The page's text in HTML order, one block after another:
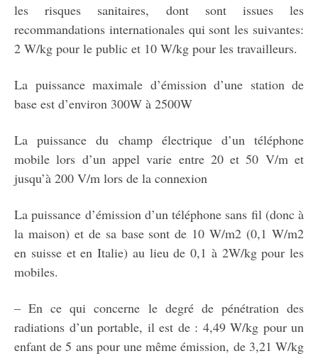
les risques sanitaires, dont sont issues les
recommandations internationales qui sont les suivantes:
2 W/kg pour le public et 10 W/kg pour les travailleurs.
La puissance maximale d’émission d’une station de
base est d’environ 300W à 2500W
La puissance du champ électrique d’un téléphone
mobile lors d’un appel varie entre 20 et 50 V/m et
jusqu’à 200 V/m lors de la connexion
La puissance d’émission d’un téléphone sans fil (donc à
la maison) et de sa base sont de 10 W/m2 (0,1 W/m2
en suisse et en Italie) au lieu de 0,1 à 2W/kg pour les
mobiles.
– En ce qui concerne le degré de pénétration des
radiations d’un portable, il est de : 4,49 W/kg pour un
enfant de 5 ans pour une même émission, de 3,21 W/kg